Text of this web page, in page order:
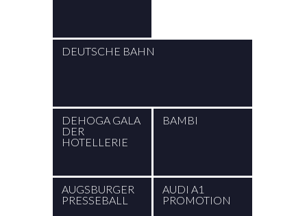
DEUTSCHE BAHN
DEHOGA GALA
DER
HOTELLERIE
BAMBI
AUGSBURGER
PRESSEBALL
AUDI A1
PROMOTION